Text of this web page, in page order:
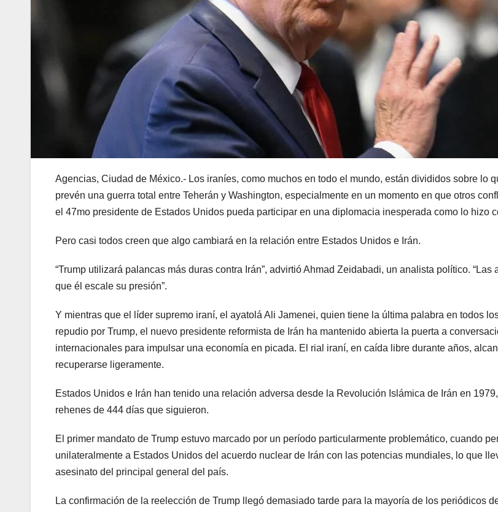
Agencias, Ciudad de México.- Los iraníes, como muchos en todo el mundo, están divididos sobre lo
prevén una guerra total entre Teherán y Washington, especialmente en un momento en que otros
el 47mo presidente de Estados Unidos pueda participar en una diplomacia inesperada como lo hizo
Pero casi todos creen que algo cambiará en la relación entre Estados Unidos e Irán.
“Trump utilizará palancas más duras contra Irán”, advirtió Ahmad Zeidabadi, un analista político.
que él escale su presión”.
Y mientras que el líder supremo iraní, el ayatolá Ali Jamenei, quien tiene la última palabra en todos
repudio por Trump, el nuevo presidente reformista de Irán ha mantenido abierta la puerta a
internacionales para impulsar una economía en picada. El rial iraní, en caída libre durante años,
recuperarse ligeramente.
Estados Unidos e Irán han tenido una relación adversa desde la Revolución Islámica de Irán en
rehenes de 444 días que siguieron.
El primer mandato de Trump estuvo marcado por un período particularmente problemático, cuando
unilateralmente a Estados Unidos del acuerdo nuclear de Irán con las potencias mundiales, lo que
asesinato del principal general del país.
La confirmación de la reelección de Trump llegó demasiado tarde para la mayoría de los periódicos